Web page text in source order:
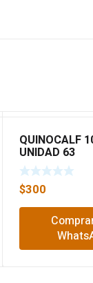
QUINOCALF
UNIDAD 63
$300